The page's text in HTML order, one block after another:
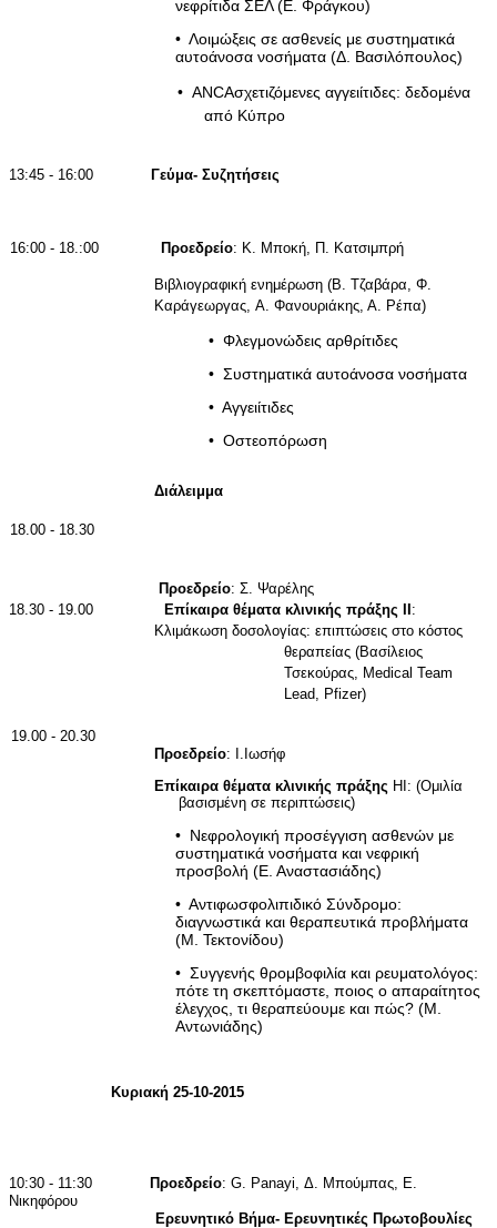
νεφρίτιδα ΣΕΛ (Ε. Φράγκου)
• Λοιμώξεις σε ασθενείς με συστηματικά
αυτοάνοσα νοσήματα (Δ. Βασιλόπουλος)
• ANCAσχετιζόμενες αγγειίτιδες: δεδομένα
από Κύπρο
13:45 - 16:00 Γεύμα- Συζητήσεις
16:00 - 18.:00 Προεδρείο: Κ. Μποκή, Π. Κατσιμπρή
Βιβλιογραφική ενημέρωση (Β. Τζαβάρα, Φ.
Καράγεωργας, A. Φανουριάκης, Α. Ρέπα)
• Φλεγμονώδεις αρθρίτιδες
• Συστηματικά αυτοάνοσα νοσήματα
• Αγγειίτιδες
• Οστεοπόρωση
Διάλειμμα
18.00 - 18.30
Προεδρείο: Σ. Ψαρέλης
18.30 - 19.00
Επίκαιρα θέματα κλινικής πράξης ΙΙ :
Κλιμάκωση δοσολογίας: επιπτώσεις στο κόστος
θεραπείας (Βασίλειος
Τσεκούρας, Medical Team
Lead, Pfizer)
19.00 - 20.30
Προεδρείο: Ι.Ιωσήφ
Επίκαιρα θέματα κλινικής πράξης HI : (Ομιλία
βασισμένη σε περιπτώσεις)
• Νεφρολογική προσέγγιση ασθενών με
συστηματικά νοσήματα και νεφρική
προσβολή (Ε. Αναστασιάδης)
• Αντιφωσφολιπιδικό Σύνδρομο:
διαγνωστικά και θεραπευτικά προβλήματα
(Μ. Τεκτονίδου)
• Συγγενής θρομβοφιλία και ρευματολόγος:
πότε τη σκεπτόμαστε, ποιος ο απαραίτητος
έλεγχος, τι θεραπεύουμε και πώς? (Μ.
Αντωνιάδης)
Κυριακή 25-10-2015
10:30 - 11:30 Προεδρείο: G Panayi , Δ. Μπούμπας, E
Νικηφόρου
Ερευνητικό Βήμα- Ερευνητικές Πρωτοβουλίες